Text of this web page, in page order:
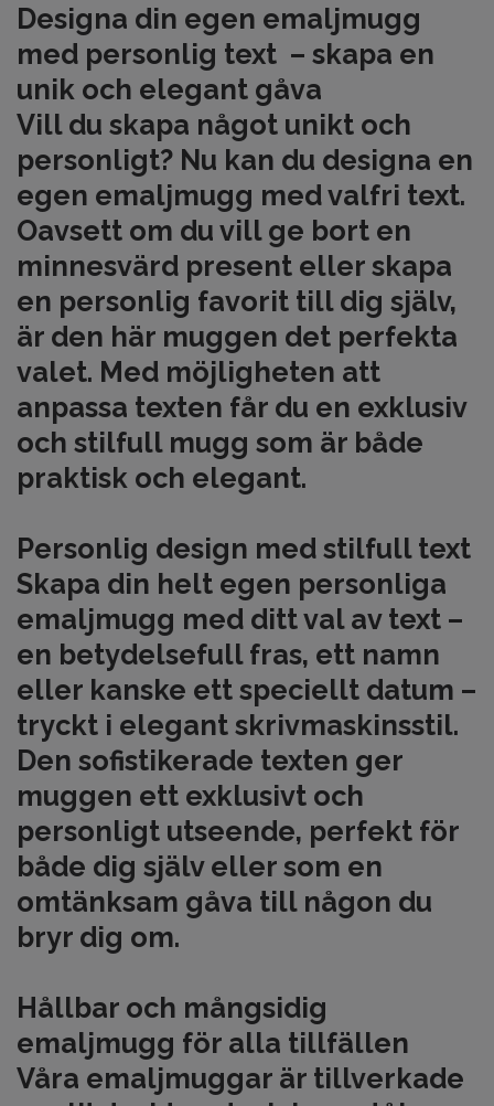
Designa din egen emaljmugg
med personlig text – skapa en
unik och elegant gåva
Vill du skapa något unikt och
personligt? Nu kan du designa en
egen emaljmugg med valfri text.
Oavsett om du vill ge bort en
minnesvärd present eller skapa
en personlig favorit till dig själv,
är den här muggen det perfekta
valet. Med möjligheten att
anpassa texten får du en exklusiv
och stilfull mugg som är både
praktisk och elegant.
Personlig design med stilfull text
Skapa din helt egen personliga
emaljmugg med ditt val av text –
en betydelsefull fras, ett namn
eller kanske ett speciellt datum –
tryckt i elegant skrivmaskinsstil.
Den sofistikerade texten ger
muggen ett exklusivt och
personligt utseende, perfekt för
både dig själv eller som en
omtänksam gåva till någon du
bryr dig om.
Hållbar och mångsidig
emaljmugg för alla tillfällen
Våra emaljmuggar är tillverkade